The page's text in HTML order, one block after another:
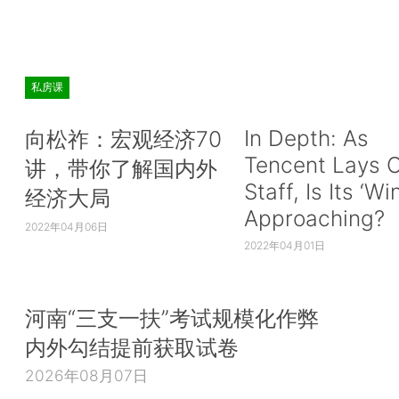
私房课
向松祚：宏观经济70
讲，带你了解国内外
经济大局
2022年04月06日
In Depth: As
Tencent Lays
Staff, Is Its
Approaching?
2022年04月01日
河南“三支一扶”考试规模化作弊
内外勾结提前获取试卷
2026年08月07日